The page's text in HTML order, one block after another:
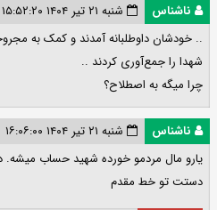
ناشناس
شنبه ۲۱ تیر ۱۴۰۴ ۱۵:۵۲:۲۰
.. خودشان داوطلبانه آمدند و کمک به
شهدا را جمع‌آوری کردند ..
چرا میگه به اصطلاح؟
ناشناس
شنبه ۲۱ تیر ۱۴۰۴ ۱۶:۰۶:۰۰
یارو مال مردمو خورده شهید حساب
دستت تو خط مقدم